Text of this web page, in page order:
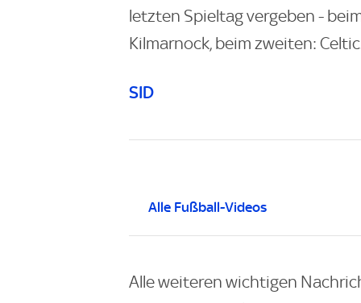
letzten Spieltag vergeben -
Kilmarnock, beim zweiten:
SID
Alle Fußball-Videos
Alle weiteren wichtigen